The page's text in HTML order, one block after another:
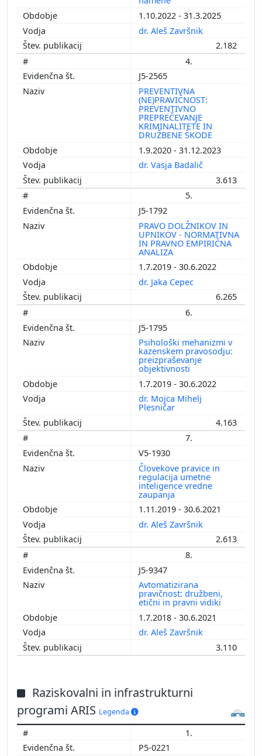
1.10.2022 - 31.3.2025
dr. Aleš Završnik
2.182
4.
J5-2565
PREVENTIVNA
(NE)PRAVIČNOST:
PREVENTIVNO
PREPREČEVANJE
KRIMINALITETE IN
DRUŽBENE ŠKODE
1.9.2020 - 31.12.2023
dr. Vasja Badalič
3.613
5.
J5-1792
PRAVO DOLŽNIKOV IN
UPNIKOV - NORMATIVNA
IN PRAVNO EMPIRIČNA
ANALIZA
1.7.2019 - 30.6.2022
dr. Jaka Cepec
6.265
6.
J5-1795
Psihološki mehanizmi v
kazenskem pravosodju:
preizpraševanje
objektivnosti
1.7.2019 - 30.6.2022
dr. Mojca Mihelj
Plesničar
4.163
7.
V5-1930
Človekove pravice in
regulacija umetne
inteligence vredne
zaupanja
1.11.2019 - 30.6.2021
dr. Aleš Završnik
2.613
8.
J5-9347
Avtomatizirana
pravičnost: družbeni,
etični in pravni vidiki
1.7.2018 - 30.6.2021
dr. Aleš Završnik
3.110
Raziskovalni in infrastrukturni
programi ARIS Legenda
1.
P5-0221